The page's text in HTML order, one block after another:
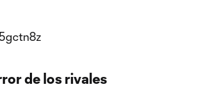
de los rivales